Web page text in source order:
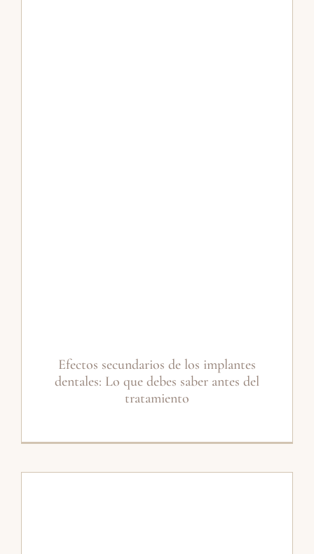
Efectos secundarios de los implantes
dentales: Lo que debes saber antes del
tratamiento